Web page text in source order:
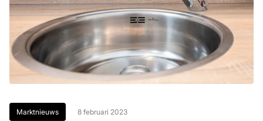
Marktnieuws 8 februari 2023